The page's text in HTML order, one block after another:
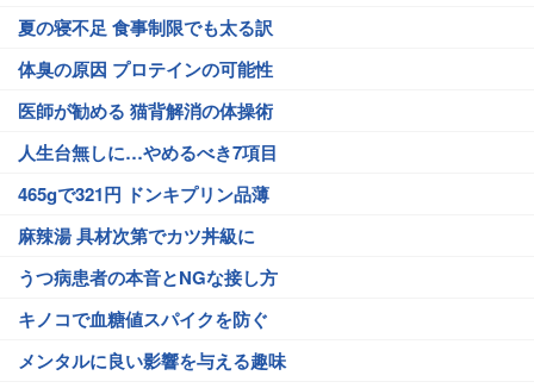
夏の寝不足 食事制限でも太る訳
体臭の原因 プロテインの可能性
医師が勧める 猫背解消の体操術
人生台無しに…やめるべき7項目
465gで321円 ドンキプリン品薄
麻辣湯 具材次第でカツ丼級に
うつ病患者の本音とNGな接し方
キノコで血糖値スパイクを防ぐ
メンタルに良い影響を与える趣味